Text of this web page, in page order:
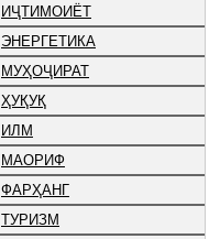
ИҶТИМОИЁТ
ЭНЕРГЕТИКА
МУҲОҶИРАТ
ҲУҚУҚ
ИЛМ
МАОРИФ
ФАРҲАНГ
ТУРИЗМ